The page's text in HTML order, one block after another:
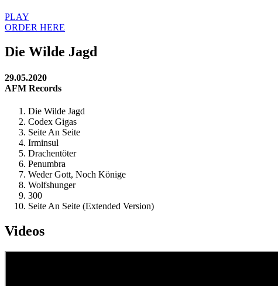
PLAY
ORDER HERE
Die Wilde Jagd
29.05.2020
AFM Records
Die Wilde Jagd
Codex Gigas
Seite An Seite
Irminsul
Drachentöter
Penumbra
Weder Gott, Noch Könige
Wolfshunger
300
Seite An Seite (Extended Version)
Videos